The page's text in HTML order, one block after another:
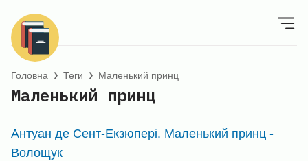
Головна ❯ Теги ❯ Маленький принц
Маленький принц
Антуан де Сент-Екзюпері. Маленький принц -
Волощук